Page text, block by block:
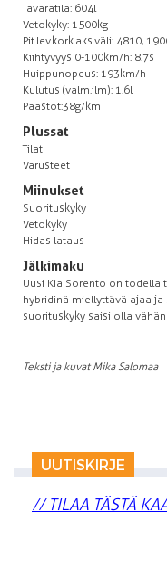
Tavaratila: 604l
Vetokyky: 1500kg
Pit.lev.kork.aks.väli: 4810,
Kiihtyvyys 0-100km/h: 8.7s
Huippunopeus: 193km/h
Kulutus (valm.ilm): 1.6l
Päästöt:38g/km
Plussat
Tilat
Varusteet
Miinukset
Suorituskyky
Vetokyky
Hidas lataus
Jälkimaku
Uusi Kia Sorento on todella
hybridinä miellyttävä ajaa
suorituskyky saisi olla
Teksti ja kuvat Mika Salomaa
UUTISKIRJE
// TILAA TÄSTÄ